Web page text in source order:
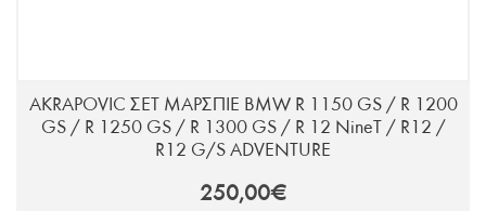
AKRAPOVIC ΣΕΤ ΜΑΡΣΠΙΕ BMW R 1150 GS / R 1200
GS / R 1250 GS / R 1300 GS / R 12 NineT / R12 /
R12 G/S ADVENTURE
250,00€